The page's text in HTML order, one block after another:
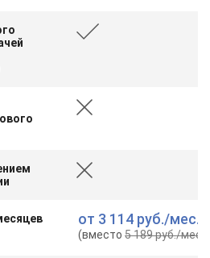
от 3 114 руб./мес.
(вместо5 189 руб./мес.
любой удобный мессенджер!
WhatsApp